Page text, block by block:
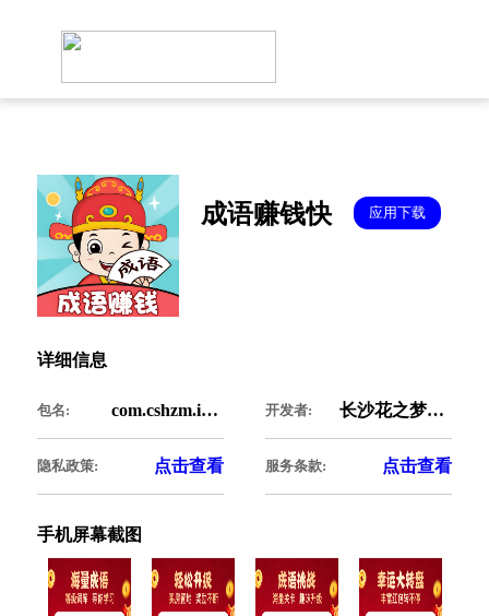
成语赚钱快 应用下载
详细信息
包名: com.cshzm.idiom
隐私政策: 点击查看
开发者: 长沙花之梦科技有限公司
服务条款: 点击查看
手机屏幕截图